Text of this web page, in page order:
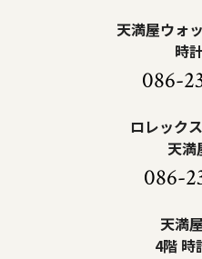
天満屋ウォ
時
086-
ロレック
天満
086-
天満
4階 時